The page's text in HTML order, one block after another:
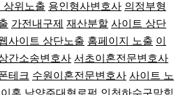
상위노출 용인형사변호사 의정부형
가전내구제 재산분할 사이트 상단
사이트 상단노출 홈페이지 노출 이
간소송변호사 서초이혼전문변호사
테크 수원이혼전문변호사 사이트 노